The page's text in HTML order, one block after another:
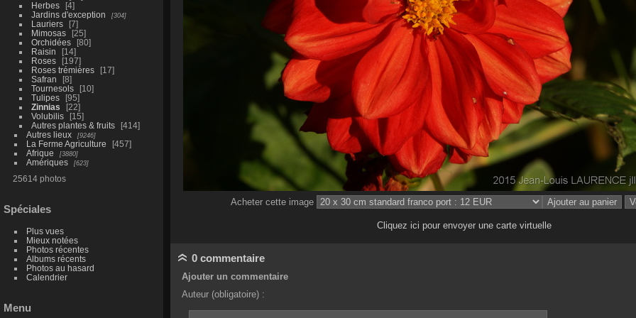
Herbes
4
Jardins d'exception
304
Lauriers
7
Mimosas
25
Orchidées
80
Raisin
14
Roses
197
Roses trémières
17
Safran
8
Tournesols
10
Tulipes
95
Zinnias
22
Volubilis
15
Autres plantes & fruits
414
Autres lieux
9246
La Ferme Agriculture
457
Afrique
3880
Amériques 623
25614 photos
Spéciales
Plus vues
Mieux notées
Photos récentes
Albums récents
Photos au hasard
Calendrier
Menu
Acheter cette image
Cliquez ici pour envoyer une carte virtuelle
0 commentaire
Ajouter un commentaire
Auteur (obligatoire) :